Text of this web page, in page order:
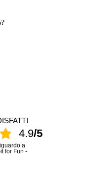
4.9/5
a
for Fun -